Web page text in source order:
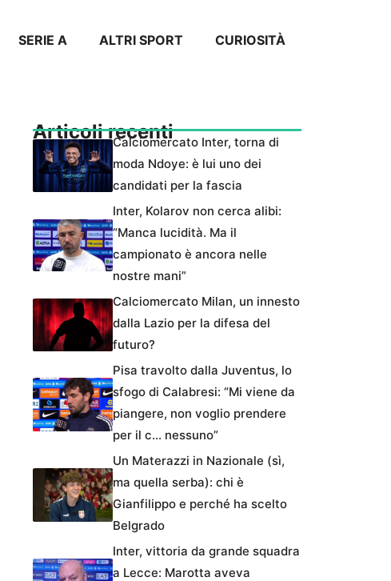
SERIE A ALTRI SPORT CURIOSITÀ
Articoli recentiCalciomercato Inter, torna di
moda Ndoye: è lui uno dei
candidati per la fascia
Inter, Kolarov non cerca alibi:
“Manca lucidità. Ma il
campionato è ancora nelle
nostre mani”
Calciomercato Milan, un innesto
dalla Lazio per la difesa del
futuro?
Pisa travolto dalla Juventus, lo
sfogo di Calabresi: “Mi viene da
piangere, non voglio prendere
per il c… nessuno”
Un Materazzi in Nazionale (sì,
ma quella serba): chi è
Gianfilippo e perché ha scelto
Belgrado
Inter, vittoria da grande squadra
a Lecce: Marotta aveva